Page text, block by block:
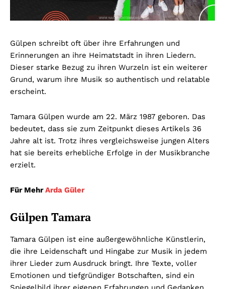
Gülpen schreibt oft über ihre Erfahrungen und
Erinnerungen an ihre Heimatstadt in ihren Liedern.
Dieser starke Bezug zu ihren Wurzeln ist ein weiterer
Grund, warum ihre Musik so authentisch und relatable
erscheint.
Tamara Gülpen wurde am 22. März 1987 geboren. Das
bedeutet, dass sie zum Zeitpunkt dieses Artikels 36
Jahre alt ist. Trotz ihres vergleichsweise jungen Alters
hat sie bereits erhebliche Erfolge in der Musikbranche
erzielt.
Für MehrArda Güler
Gülpen Tamara
Tamara Gülpen ist eine außergewöhnliche Künstlerin,
die ihre Leidenschaft und Hingabe zur Musik in jedem
ihrer Lieder zum Ausdruck bringt. Ihre Texte, voller
Emotionen und tiefgründiger Botschaften, sind ein